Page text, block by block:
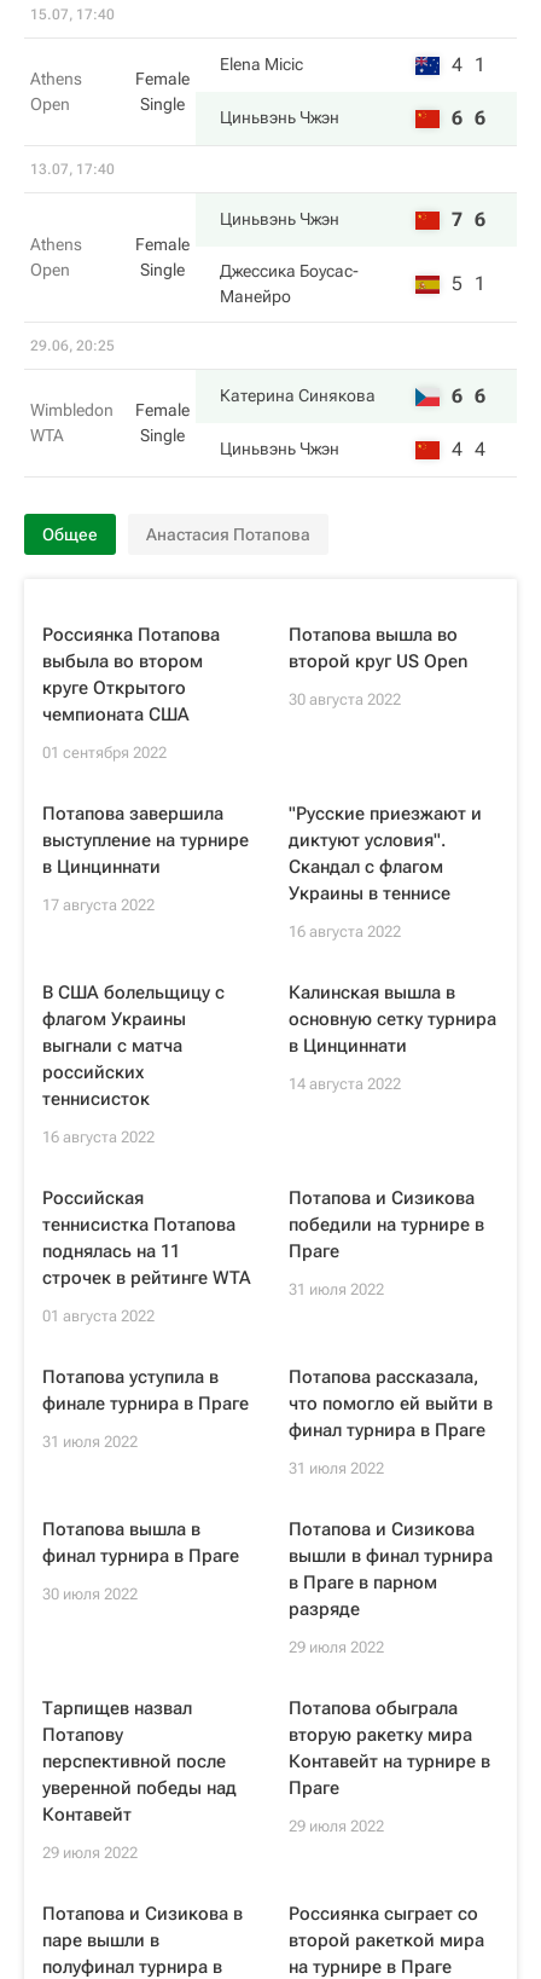
15.07, 17:40
Athens
Open
Female
Single
Elena Micic 4 1
Циньвэнь Чжэн 6 6
13.07, 17:40
Athens
Open
Female
Single
Циньвэнь Чжэн 7 6
Джессика Боусас-
Манейро
5 1
29.06, 20:25
Wimbledon
WTA
Female
Single
Катерина Синякова 6 6
Циньвэнь Чжэн 4 4
Общее Анастасия Потапова
Россиянка Потапова
выбыла во втором
круге Открытого
чемпионата США
01 сентября 2022
Потапова вышла во
второй круг US Open
30 августа 2022
Потапова завершила
выступление на турнире
в Цинциннати
17 августа 2022
"Русские приезжают и
диктуют условия".
Скандал с флагом
Украины в теннисе
16 августа 2022
В США болельщицу с
флагом Украины
выгнали с матча
российских
теннисисток
16 августа 2022
Калинская вышла в
основную сетку турнира
в Цинциннати
14 августа 2022
Российская
теннисистка Потапова
поднялась на 11
строчек в рейтинге WTA
01 августа 2022
Потапова и Сизикова
победили на турнире в
Праге
31 июля 2022
Потапова уступила в
финале турнира в Праге
31 июля 2022
Потапова рассказала,
что помогло ей выйти в
финал турнира в Праге
31 июля 2022
Потапова вышла в
финал турнира в Праге
30 июля 2022
Потапова и Сизикова
вышли в финал турнира
в Праге в парном
разряде
29 июля 2022
Тарпищев назвал
Потапову
перспективной после
уверенной победы над
Контавейт
29 июля 2022
Потапова обыграла
вторую ракетку мира
Контавейт на турнире в
Праге
29 июля 2022
Потапова и Сизикова в
паре вышли в
полуфинал турнира в
Россиянка сыграет со
второй ракеткой мира
на турнире в Праге